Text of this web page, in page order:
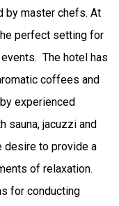
by master chefs. At
perfect setting for
The hotel has
coffees and
experienced
sauna, jacuzzi and
desire to provide a
of relaxation.
for conducting